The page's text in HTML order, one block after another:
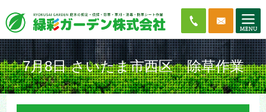
7月8日 さいたま市西区 除草作業